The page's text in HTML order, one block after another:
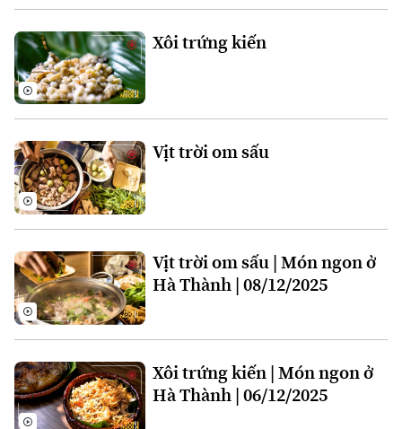
Theo dõi Hà Nội On
Xôi trứng kiến
Vịt trời om sấu
Vịt trời om sấu | Món ngon ở
Hà Thành | 08/12/2025
Xôi trứng kiến | Món ngon ở
Hà Thành | 06/12/2025